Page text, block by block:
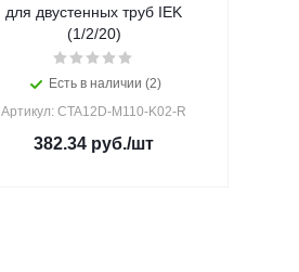
для двустенных труб IEK
(1/2/20)
Есть в наличии (2)
Артикул: CTA12D-M110-K02-R
382.34 руб./шт